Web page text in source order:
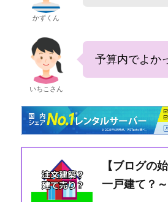
かずくん
いちこさん
予算内でよか
【ブログの
一戸建て？～